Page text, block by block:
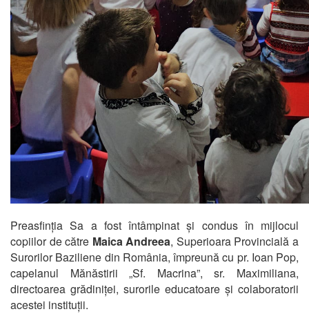
Preasfinția Sa a fost întâmpinat și condus în mijlocul
copiilor de către Maica Andreea, Superioara Provincială a
Surorilor Baziliene din România, împreună cu pr. Ioan Pop,
capelanul Mănăstirii „Sf. Macrina”, sr. Maximiliana,
directoarea grădiniței, surorile educatoare și colaboratorii
acestei instituții.